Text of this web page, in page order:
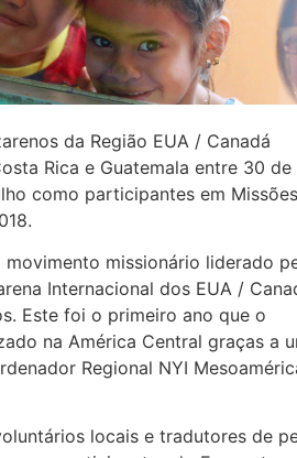
da Região EUA / Canadá
Rica e Guatemala entre 30 de
como participantes em Missões
movimento missionário liderado
Internacional dos EUA /
Este foi o primeiro ano que o
na América Central graças a
Regional NYI
locais e tradutores de